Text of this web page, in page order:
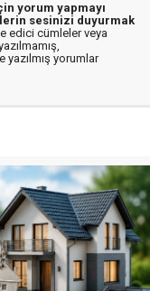
yorum yapmayı
sesinizi duyurmak
edici cümleler veya
yazılmış yorumlar